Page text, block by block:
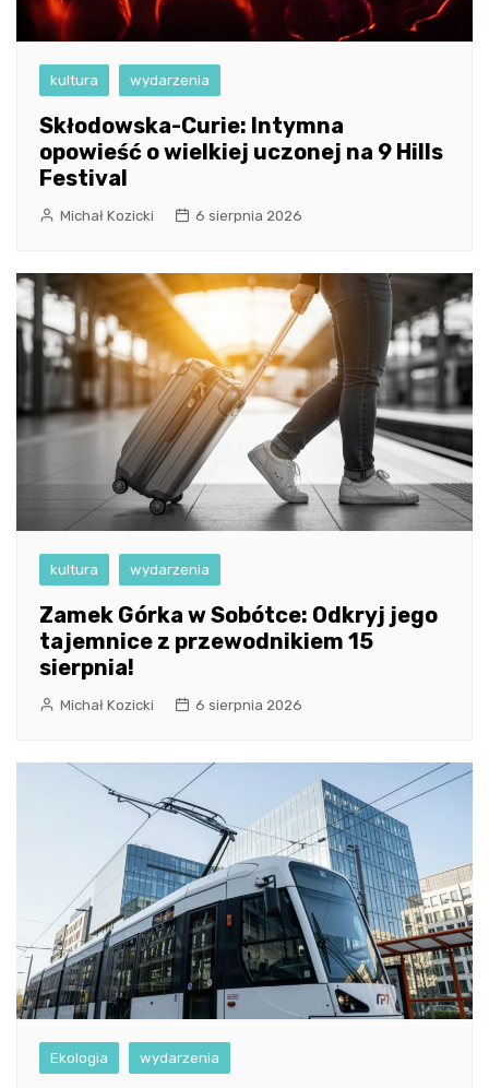
kultura wydarzenia
Skłodowska-Curie: Intymna
opowieść o wielkiej uczonej na 9 Hills
Festival
Michał Kozicki 6 sierpnia 2026
kultura wydarzenia
Zamek Górka w Sobótce: Odkryj jego
tajemnice z przewodnikiem 15
sierpnia!
Michał Kozicki 6 sierpnia 2026
Ekologia wydarzenia